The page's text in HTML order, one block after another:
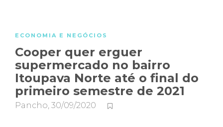
ECONOMIA E NEGÓCIOS
Cooper quer erguer
supermercado no bairro
Itoupava Norte até o final do
primeiro semestre de 2021
Pancho, 30/09/2020